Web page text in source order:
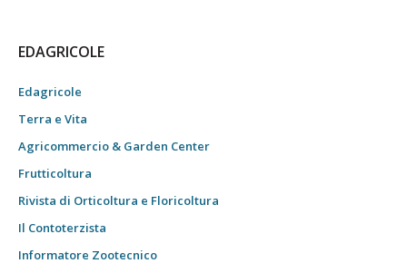
EDAGRICOLE
Edagricole
Terra e Vita
Agricommercio & Garden Center
Frutticoltura
Rivista di Orticoltura e Floricoltura
Il Contoterzista
Informatore Zootecnico